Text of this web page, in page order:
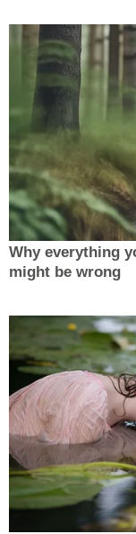
Why everything
might be wrong